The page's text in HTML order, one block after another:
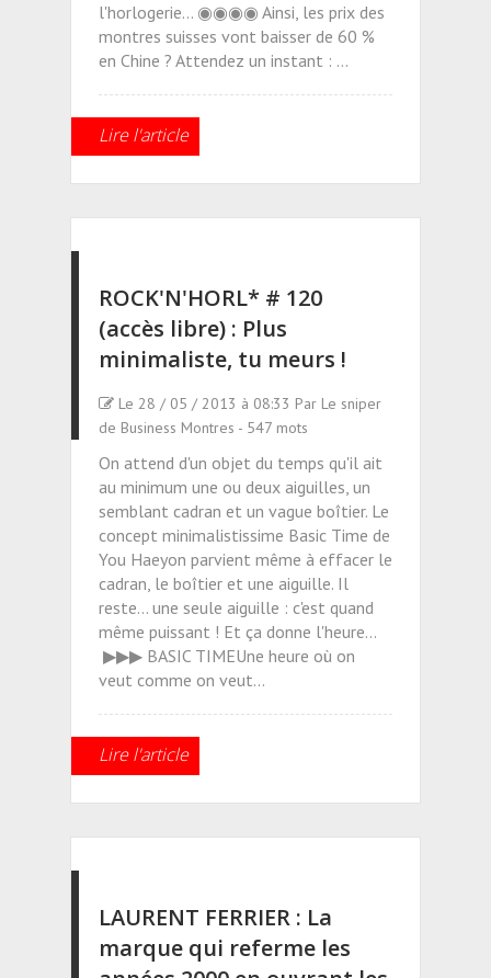
l'horlogerie... ◉◉◉◉ Ainsi, les prix des
montres suisses vont baisser de 60 %
en Chine ? Attendez un instant : …
Lire l'article
ROCK'N'HORL* # 120
(accès libre) : Plus
minimaliste, tu meurs !
Le 28 / 05 / 2013 à 08:33 Par Le sniper
de Business Montres - 547 mots
On attend d'un objet du temps qu'il ait
au minimum une ou deux aiguilles, un
semblant cadran et un vague boîtier. Le
concept minimalistissime Basic Time de
You Haeyon parvient même à effacer le
cadran, le boîtier et une aiguille. Il
reste... une seule aiguille : c'est quand
même puissant ! Et ça donne l'heure...
▶▶▶ BASIC TIMEUne heure où on
veut comme on veut...
Lire l'article
LAURENT FERRIER : La
marque qui referme les